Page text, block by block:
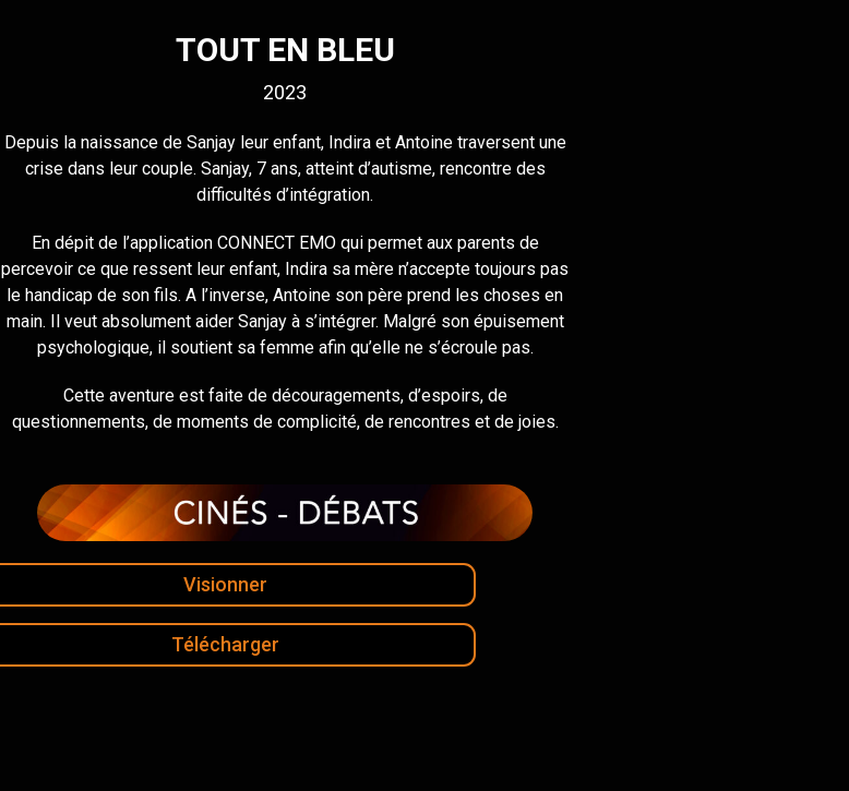
TOUT EN BLEU
2023
Depuis la naissance de Sanjay leur enfant, Indira et Antoine traversent une
crise dans leur couple. Sanjay, 7 ans, atteint d’autisme, rencontre des
difficultés d’intégration.
En dépit de l’application CONNECT EMO qui permet aux parents de
percevoir ce que ressent leur enfant, Indira sa mère n’accepte toujours pas
le handicap de son fils. A l’inverse, Antoine son père prend les choses en
main. Il veut absolument aider Sanjay à s’intégrer. Malgré son épuisement
psychologique, il soutient sa femme afin qu’elle ne s’écroule pas.
Cette aventure est faite de découragements, d’espoirs, de
questionnements, de moments de complicité, de rencontres et de joies.
Visionner
Télécharger